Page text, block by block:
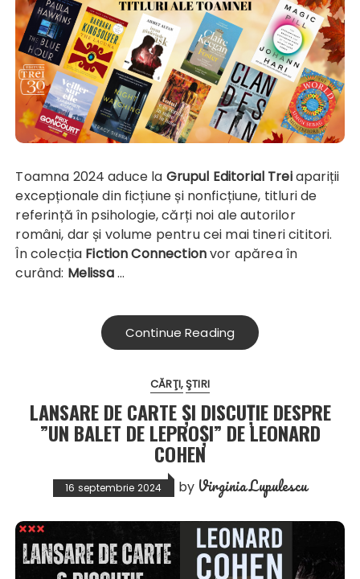
Toamna 2024 aduce la Grupul Editorial Treiapariții
excepționale din ficțiune și nonficțiune, titluri de
referință în psihologie, cărți noi ale autorilor
români, dar și volume pentru cei mai tineri cititori.
În colecția Fiction Connectionvor apărea în
curând: Melissa…
Continue Reading
CĂRŢI ŞTIRI
LANSARE DE CARTE ȘI DISCUȚIE DESPRE
”UN BALET DE LEPROȘI” DE LEONARD
COHEN
16 septembrie 2024 by Virginia Lupulescu